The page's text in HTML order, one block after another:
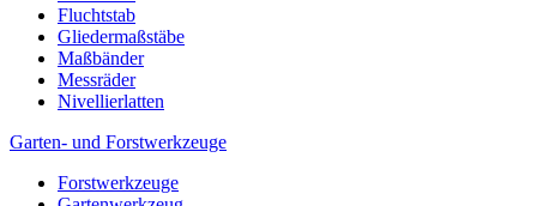
Fluchtstab
Gliedermaßstäbe
Maßbänder
Messräder
Nivellierlatten
Garten- und Forstwerkzeuge
Forstwerkzeuge